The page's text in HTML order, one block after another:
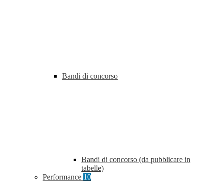
Bandi di concorso
Bandi di concorso (da pubblicare in
tabelle)
Performance 10